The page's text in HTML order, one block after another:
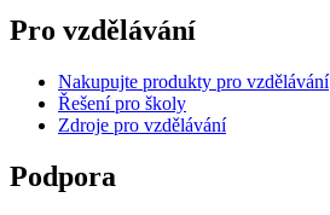
Pro vzdělávání
Nakupujte produkty pro vzdělávání
Řešení pro školy
Zdroje pro vzdělávání
Podpora